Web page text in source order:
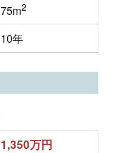
75m2
10年
1,350万円